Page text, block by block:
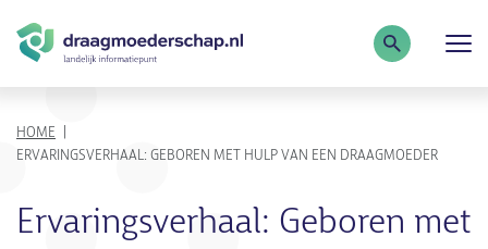
Zoekterm
KRUIMELPAD
HOME
ERVARINGSVERHAAL: GEBOREN MET HULP VAN EEN DRAAGMOEDER
Ervaringsverhaal: Geboren met